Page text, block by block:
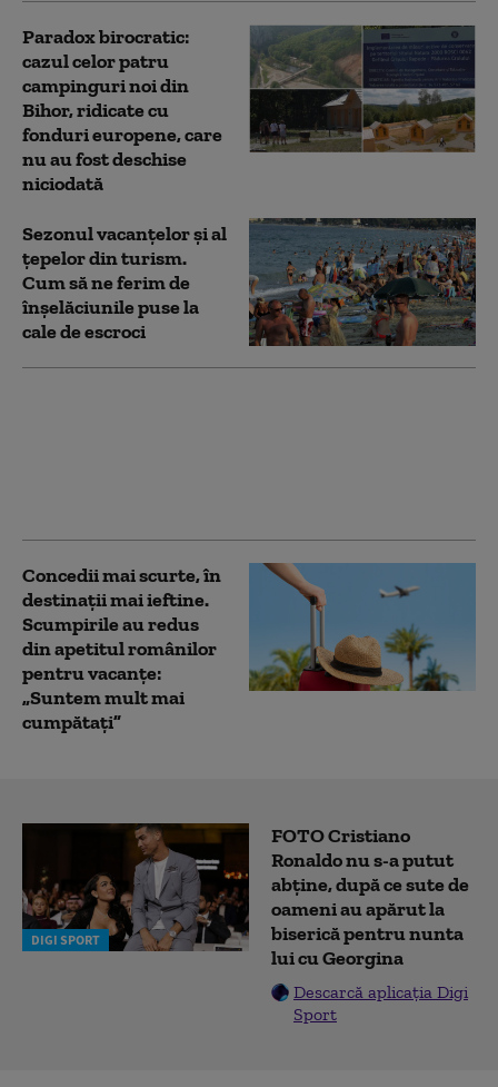
Paradox birocratic:
cazul celor patru
campinguri noi din
Bihor, ridicate cu
fonduri europene, care
nu au fost deschise
niciodată
Sezonul vacanțelor și al
țepelor din turism.
Cum să ne ferim de
înșelăciunile puse la
cale de escroci
Concedii mai scurte, în
destinații mai ieftine.
Scumpirile au redus
din apetitul românilor
pentru vacanțe:
„Suntem mult mai
cumpătați”
DIGI SPORT
FOTO Cristiano
Ronaldo nu s-a putut
abține, după ce sute de
oameni au apărut la
biserică pentru nunta
lui cu Georgina
Descarcă aplicația Digi
Sport